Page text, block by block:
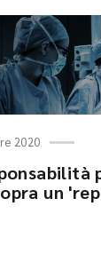
2020
un